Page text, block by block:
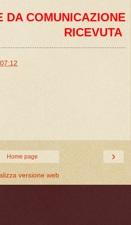
DA COMUNICAZIONE
RICEVUTA
07:12
›
Home page
versione web